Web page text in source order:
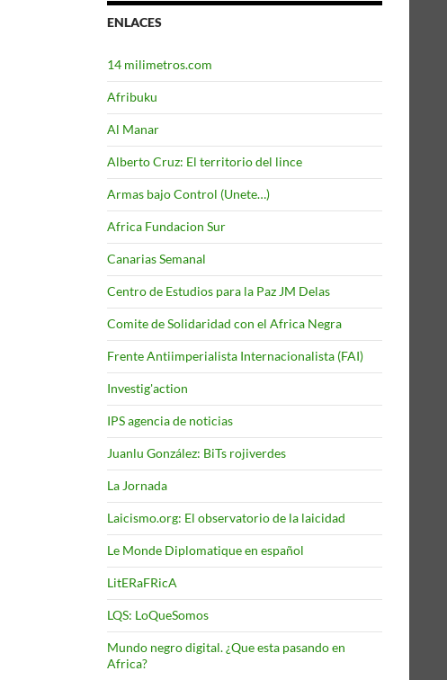
ENLACES
14 milimetros.com
Afribuku
Al Manar
Alberto Cruz: El territorio del lince
Armas bajo Control (Unete…)
Africa Fundacion Sur
Canarias Semanal
Centro de Estudios para la Paz JM Delas
Comite de Solidaridad con el Africa Negra
Frente Antiimperialista Internacionalista (FAI)
Investig'action
IPS agencia de noticias
Juanlu González: BiTs rojiverdes
La Jornada
Laicismo.org: El observatorio de la laicidad
Le Monde Diplomatique en español
LitERaFRicA
LQS: LoQueSomos
Mundo negro digital. ¿Que esta pasando en
Africa?